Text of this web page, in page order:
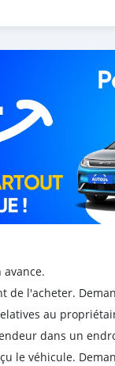
avance.
de l'acheter.
au
dans un
le véhicule.